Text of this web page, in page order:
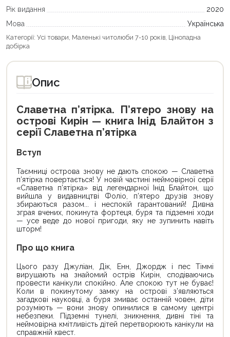
Рік видання
2020
Мова
Українська
Категорії: Усі товари, Маленькі читолюби 7-10 років, Цінопадна
добірка
Опис
Славетна п’ятірка. П’ятеро знову на
острові Кирін — книга Інід Блайтон з
серії Славетна п’ятірка
Вступ
Таємниці острова знову не дають спокою — Славетна
п’ятірка повертається! У новій частині неймовірної серії
«Славетна п’ятірка» від легендарної Інід Блайтон, що
вийшла у видавництві Фоліо, п’ятеро друзів знову
збираються разом... і неспокій гарантований! Дивна
зграя вчених, покинута фортеця, буря та підземні ходи
— усе веде до нової пригоди, яку не зупинить навіть
шторм!
Про що книга
Цього разу Джуліан, Дік, Енн, Джордж і пес Тіммі
вирушають на знайомий острів Кирін, сподіваючись
провести канікули спокійно. Але спокою тут не буває!
Коли в покинутому замку на острові з’являються
загадкові науковці, а буря змиває останній човен, діти
розуміють — вони знову опинилися в самому центрі
небезпеки. Підземні тунелі, зникнення, дивні тіні та
неймовірна кмітливість дітей перетворюють канікули на
справжній квест.